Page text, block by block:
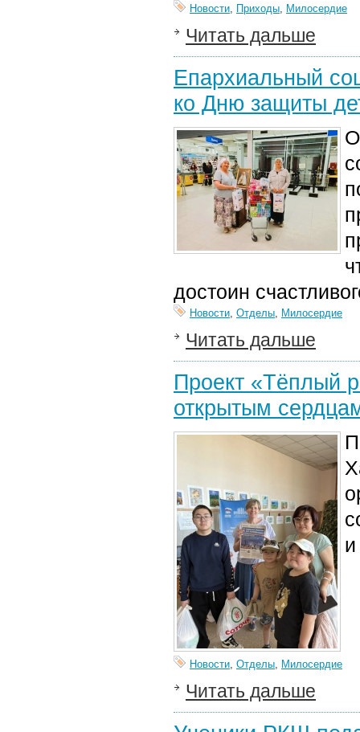
Новости, Приходы, Милосердие
Читать дальше
Епархиальный
ко Дню защиты
достоин
Новости, Отделы, Милосердие
Читать дальше
Проект «Тёплый
открытым
Новости, Отделы, Милосердие
Читать дальше